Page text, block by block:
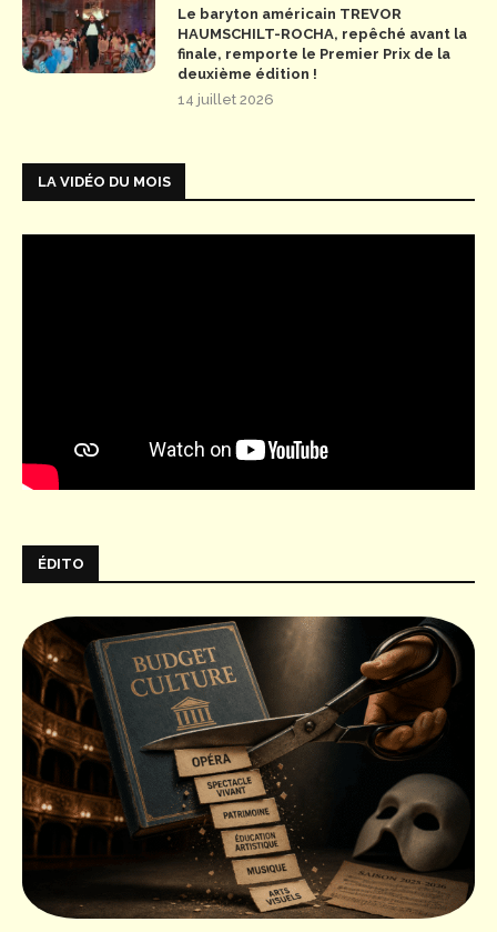
Le baryton américain TREVOR
HAUMSCHILT-ROCHA, repêché avant la
finale, remporte le Premier Prix de la
deuxième édition !
14 juillet 2026
LA VIDÉO DU MOIS
ÉDITO